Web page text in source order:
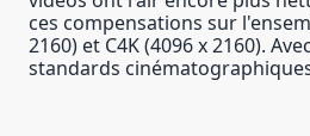
ces compensations sur
2160) et C4K (4096 x 2160).
standards